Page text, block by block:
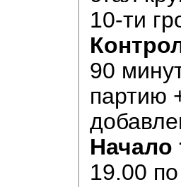
10-ти
90
партию
Начало
19.00